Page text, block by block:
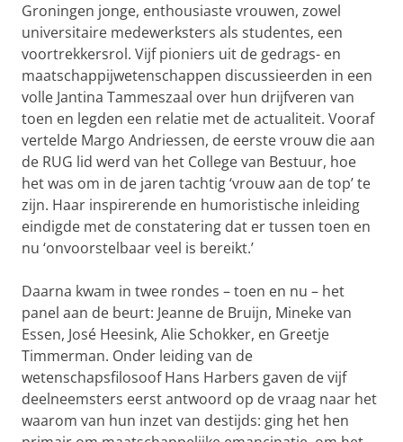
Groningen jonge, enthousiaste vrouwen, zowel
universitaire medewerksters als studentes, een
voortrekkersrol. Vijf pioniers uit de gedrags- en
maatschappijwetenschappen discussieerden in een
volle Jantina Tammeszaal over hun drijfveren van
toen en legden een relatie met de actualiteit. Vooraf
vertelde Margo Andriessen, de eerste vrouw die aan
de RUG lid werd van het College van Bestuur, hoe
het was om in de jaren tachtig ‘vrouw aan de top’ te
zijn. Haar inspirerende en humoristische inleiding
eindigde met de constatering dat er tussen toen en
nu ‘onvoorstelbaar veel is bereikt.’
Daarna kwam in twee rondes – toen en nu – het
panel aan de beurt: Jeanne de Bruijn, Mineke van
Essen, José Heesink, Alie Schokker, en Greetje
Timmerman. Onder leiding van de
wetenschapsfilosoof Hans Harbers gaven de vijf
deelneemsters eerst antwoord op de vraag naar het
waarom van hun inzet van destijds: ging het hen